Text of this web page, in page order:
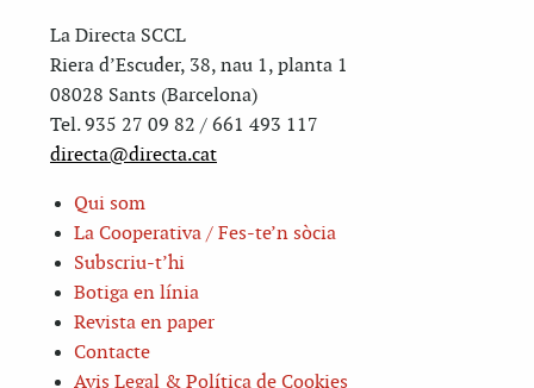
La Directa SCCL
Riera d’Escuder, 38, nau 1, planta 1
08028 Sants (Barcelona)
Tel. 935 27 09 82 / 661 493 117
directa@directa.cat
Qui som
La Cooperativa / Fes-te’n sòcia
Subscriu-t’hi
Botiga en línia
Revista en paper
Contacte
Avis Legal & Política de Cookies